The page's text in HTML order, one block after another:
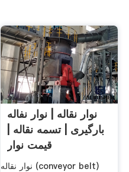
نوار نقاله | نوار نفاله
بارگیری | تسمه نقاله |
قیمت نوار
نوار نقاله (conveyor belt)